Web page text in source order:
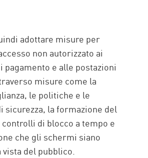
adottare misure per
non autorizzato ai
pagamento e alle postazioni
misure come la
le politiche e le
sicurezza, la formazione del
di blocco a tempo e
che gli schermi siano
del pubblico.